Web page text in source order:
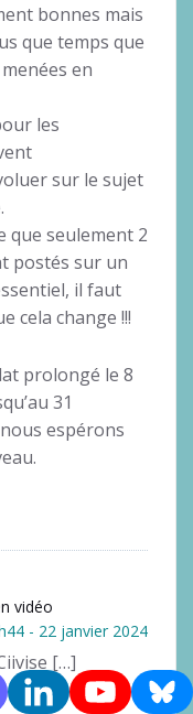
bonnes mais
que temps que
en
les
sur le sujet
que seulement 2
postés sur un
il faut
cela change !!!
prolongé le 8
31
espérons
vidéo
- 22 janvier 2024
[…]